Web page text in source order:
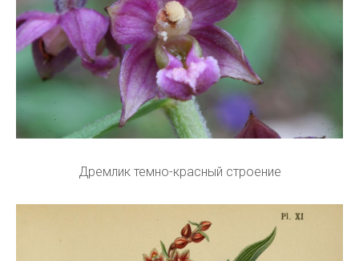
Дремлик темно-красный строение